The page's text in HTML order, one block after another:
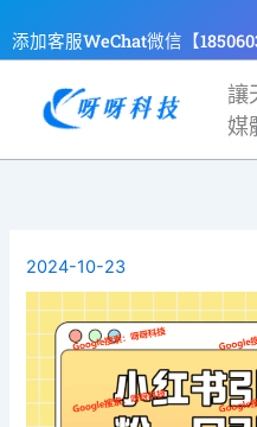
至
容
添加客服WeChat微信【
讓
媒
2024-10-23